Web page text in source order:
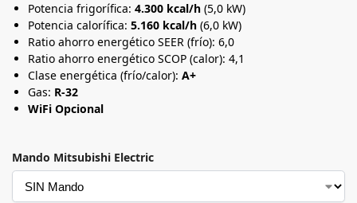
Potencia frigorífica: 4.300 kcal/h (5,0 kW)
Potencia calorífica: 5.160 kcal/h (6,0 kW)
Ratio ahorro energético SEER (frío): 6,0
Ratio ahorro energético SCOP (calor): 4,1
Clase energética (frío/calor): A+
Gas: R-32
WiFi Opcional
Mando Mitsubishi Electric